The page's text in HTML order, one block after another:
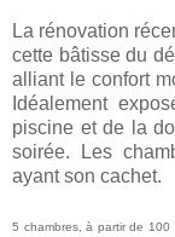
La rénovation
cette bâtisse du
alliant le confort
Idéalement
piscine et de la
soirée. Les
ayant son cachet.
5 chambres, à partir de 100